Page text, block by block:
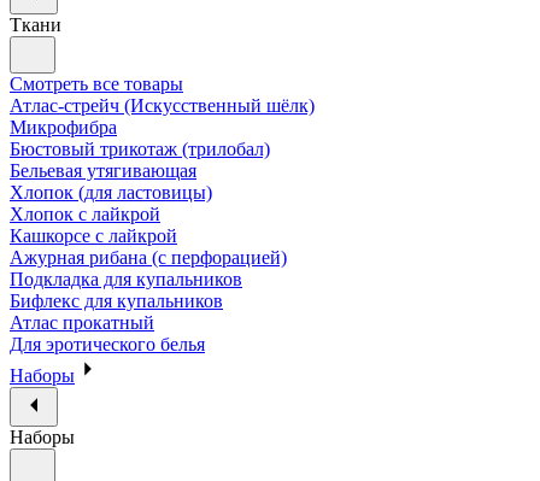
Ткани
Смотреть все товары
Атлас-стрейч (Искусственный шёлк)
Микрофибра
Бюстовый трикотаж (трилобал)
Бельевая утягивающая
Хлопок (для ластовицы)
Хлопок с лайкрой
Кашкорсе с лайкрой
Ажурная рибана (с перфорацией)
Подкладка для купальников
Бифлекс для купальников
Атлас прокатный
Для эротического белья
Наборы
Наборы